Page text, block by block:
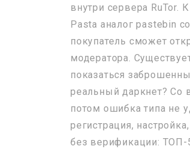
внутри сервера RuTor.
Pasta аналог pastebin
покупатель сможет
модератора.
показаться
реальный даркнет? Со
потом ошибка типа не
регистрация,
без верификации: ТОП-